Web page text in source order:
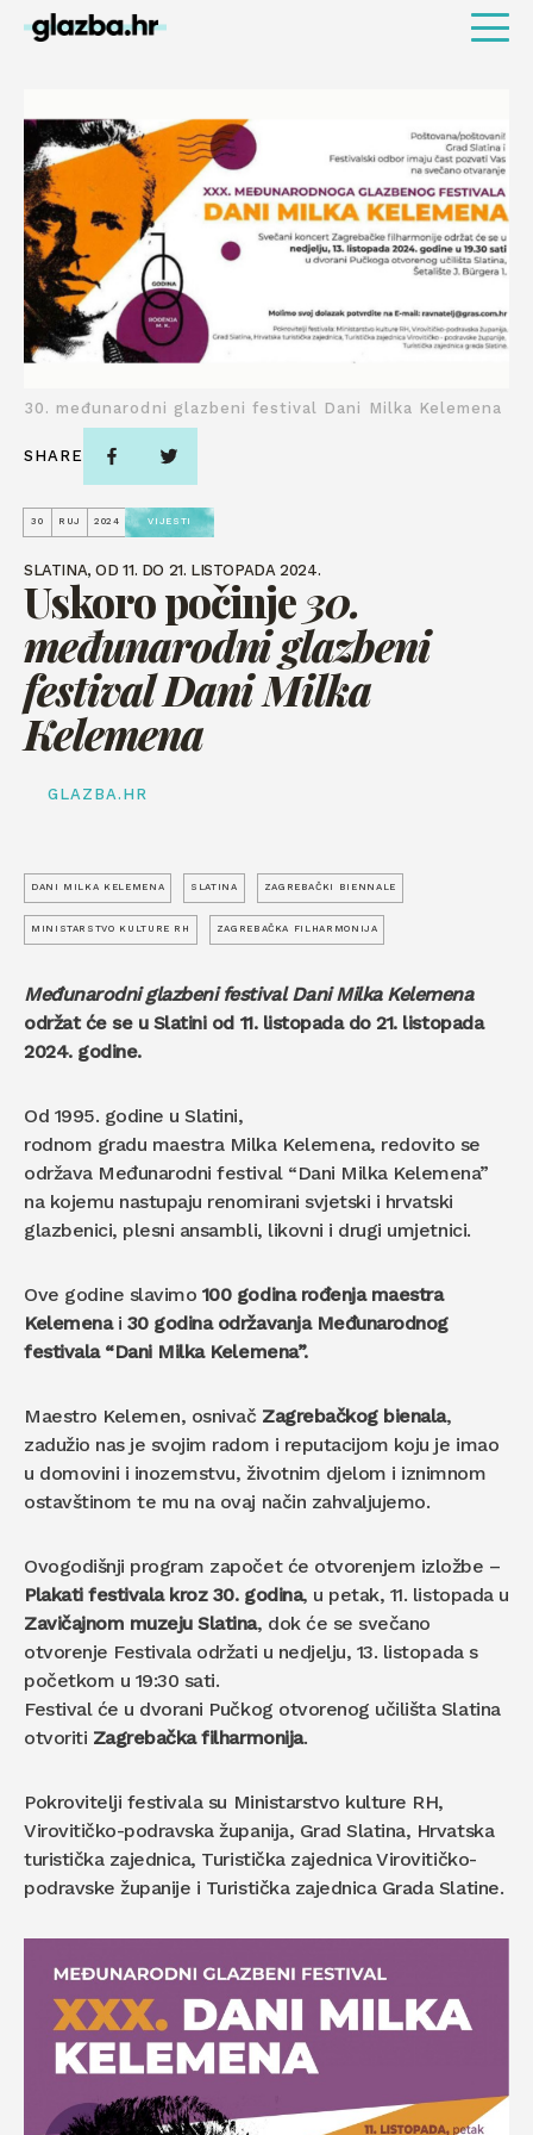
30 RUJ 2024 VIJESTI
SLATINA, OD 11. DO 21. LISTOPADA 2024.
Uskoro počinje30.
međunarodni glazbeni
festival Dani Milka
Kelemena
GLAZBA.HR
30. međunarodni glazbeni festival Dani Milka Kelemena
SHARE
DANI MILKA KELEMENA SLATINA ZAGREBAČKI BIENNALE
MINISTARSTVO KULTURE RH ZAGREBAČKA FILHARMONIJA
Međunarodni glazbeni festival Dani Milka Kelemena
održat će se u Slatini od 11. listopada do 21. listopada
2024. godine.
Od 1995. godine u Slatini,
rodnom gradu maestra Milka Kelemena, redovito se
održava Međunarodni festival “Dani Milka Kelemena”
na kojemu nastupaju renomirani svjetski i hrvatski
glazbenici, plesni ansambli, likovni i drugi umjetnici.
Ove godine slavimo 100 godina rođenja maestra
Kelemena i 30 godina održavanja Međunarodnog
festivala “Dani Milka Kelemena”.
Maestro Kelemen, osnivač Zagrebačkog bienala,
zadužio nas je svojim radom i reputacijom koju je imao
u domovini i inozemstvu, životnim djelom i iznimnom
ostavštinom te mu na ovaj način zahvaljujemo.
Ovogodišnji program započet će otvorenjem izložbe –
Plakati festivala kroz 30. godina, u petak, 11. listopada u
Zavičajnom muzeju Slatina, dok će se svečano
otvorenje Festivala održati u nedjelju, 13. listopada s
početkom u 19:30 sati.
Festival će u dvorani Pučkog otvorenog učilišta Slatina
otvoriti Zagrebačka filharmonija.
Pokrovitelji festivala su Ministarstvo kulture RH,
Virovitičko-podravska županija, Grad Slatina, Hrvatska
turistička zajednica, Turistička zajednica Virovitičko-
podravske županije i Turistička zajednica Grada Slatine.